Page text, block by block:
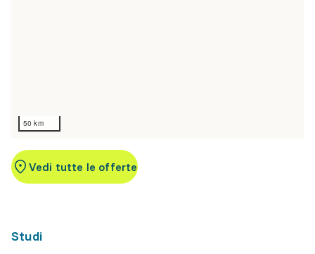
50 km
Vedi tutte le offerte
Studi